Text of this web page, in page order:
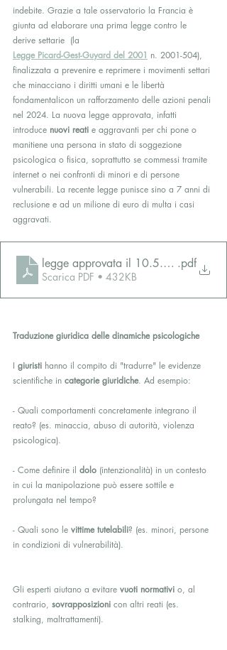
indebite. Grazie a tale osservatorio la Francia è
giunta ad elaborare una prima legge contro le
derive settarie  (la
Legge Picard-Gest-Guyard del 2001 n. 2001-504),
finalizzata a prevenire e reprimere i movimenti settari
che minacciano i diritti umani e le libertà
fondamentalicon un rafforzamento delle azioni penali
nel 2024. La nuova legge approvata, infatti
introduce nuovi reati e aggravanti per chi pone o
manitiene una persona in stato di soggezione
psicologica o fisica, soprattutto se commessi tramite
internet o nei confronti di minori e di persone
vulnerabili. La recente legge punisce sino a 7 anni di
reclusione e ad un milione di euro di multa i casi
aggravati.
legge approvata il 10.5.2024
.pdf
Scarica PDF • 432KB
Traduzione giuridica delle dinamiche psicologiche
I giuristi hanno il compito di "tradurre" le evidenze
scientifiche in categorie giuridiche. Ad esempio:
- Quali comportamenti concretamente integrano il
reato? (es. minaccia, abuso di autorità, violenza
psicologica).
- Come definire il dolo (intenzionalità) in un contesto
in cui la manipolazione può essere sottile e
prolungata nel tempo?
- Quali sono le vittime tutelabili? (es. minori, persone
in condizioni di vulnerabilità).
Gli esperti aiutano a evitare vuoti normativi o, al
contrario, sovrapposizioni con altri reati (es.
stalking, maltrattamenti).